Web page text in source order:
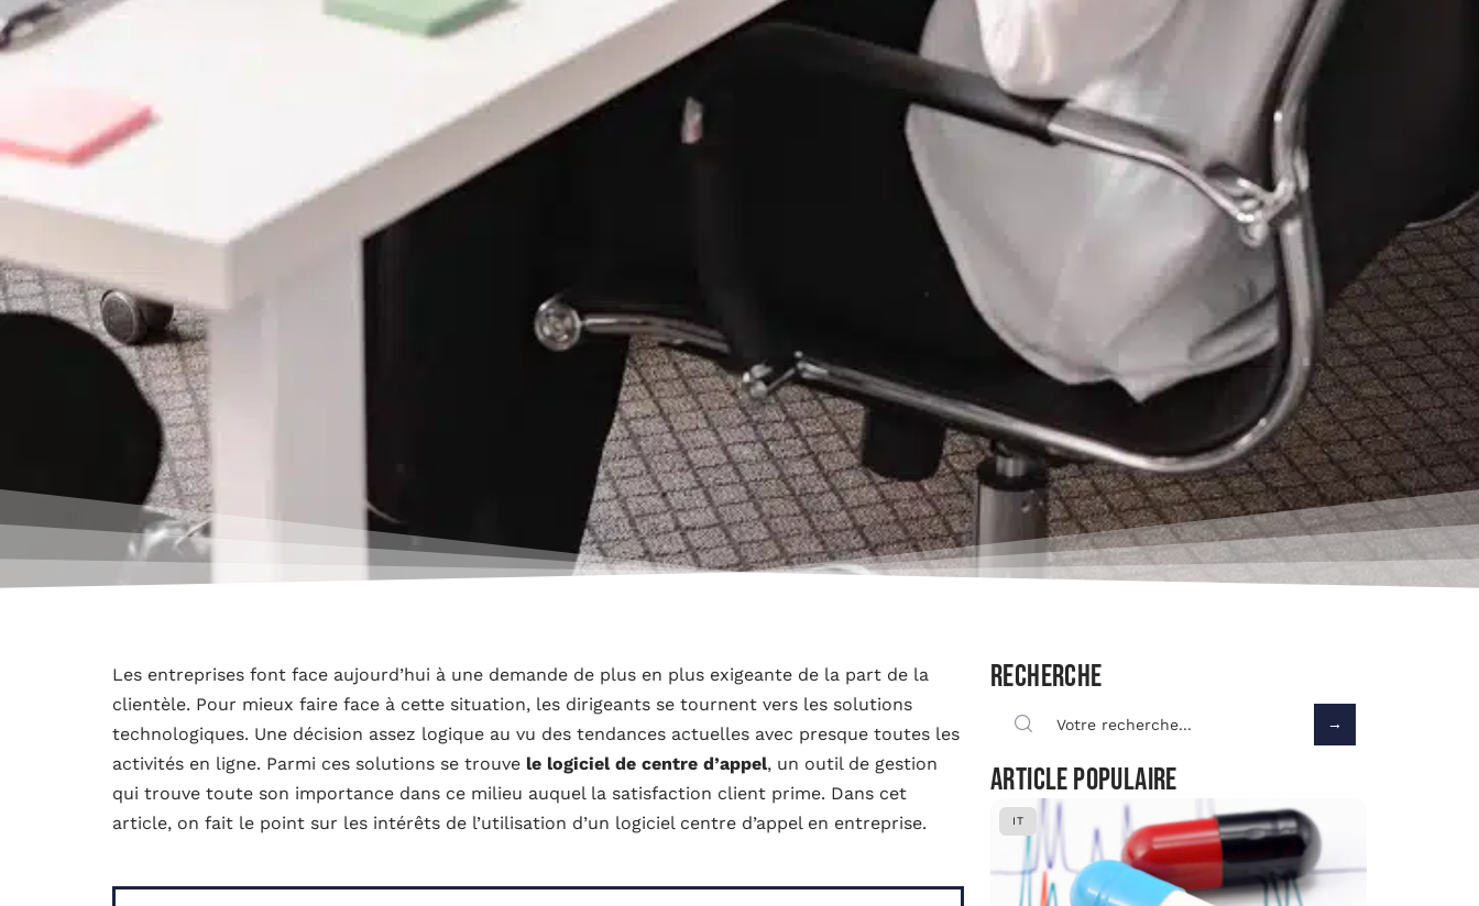
Les entreprises font face aujourd’hui à une demande de plus en plus exigeante de la part de la
clientèle. Pour mieux faire face à cette situation, les dirigeants se tournent vers les solutions
technologiques. Une décision assez logique au vu des tendances actuelles avec presque toutes les
activités en ligne. Parmi ces solutions se trouve le logiciel de centre d’appel, un outil de gestion
qui trouve toute son importance dans ce milieu auquel la satisfaction client prime. Dans cet
article, on fait le point sur les intérêts de l’utilisation d’un logiciel centre d’appel en entreprise.
Recherche
Article populaire
IT